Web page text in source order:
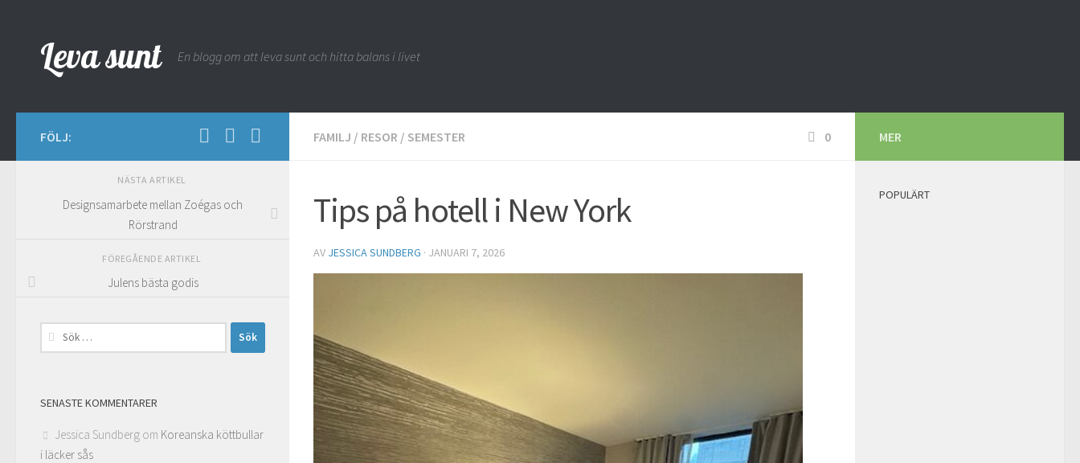
Leva sunt En blogg om att leva sunt och hitta balans i livet
FAMILJ / RESOR / SEMESTER 0
Tips på hotell i New York
AV JESSICA SUNDBERG · JANUARI 7, 2026
FÖLJ:
NÄSTA ARTIKEL
Designsamarbete mellan Zoégas och
Rörstrand
FÖREGÅENDE ARTIKEL
Julens bästa godis
Sök
efter:
SENASTE KOMMENTARER
Jessica Sundberg om Koreanska köttbullar
i läcker sås
MER
POPULÄRT